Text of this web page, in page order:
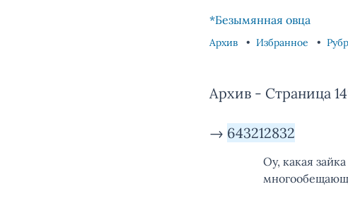
*Безымянная овца
Архив Избранное
Архив - Страница
→ 643212832
Оу, какая